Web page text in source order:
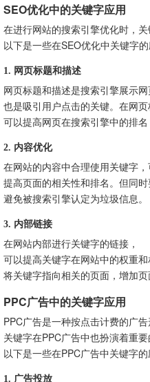
SEO优化中的关键字应用
在进行网站的搜索引擎优化时，关
以下是一些在SEO优化中关键字的
1. 网页标题和描述
网页标题和描述是搜索引擎展示网
也是吸引用户点击的关键。在网
可以提高网页在搜索引擎中的排名
2. 内容优化
在网站的内容中合理使用关键字
提高页面的相关性和排名。但同
避免被搜索引擎认定为垃圾信息。
3. 内部链接
在网站内部进行关键字的链接，
可以提高关键字在网站中的权重
将关键字指向相关的页面，增加页
PPC广告中的关键字应用
PPC广告是一种按点击计费的广告
关键字在PPC广告中也扮演着重要
以下是一些在PPC广告中关键字的
1. 广告投放